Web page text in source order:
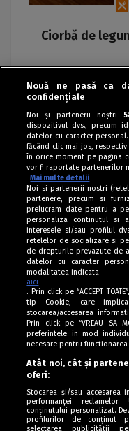
Ciorbă de
Nouă ne pasă ca
confidențiale
Noi și partenerii noștri
dispozitivul dvs., precum
datelor cu caracter
făcând clic mai jos,
în orice moment pe pagina
vor fi raportate partenerilor
Mai multe detalii
Noi si partenerii nostri
partenere, precum si
prelucram date pentru a
personaliza continutul si
interesele si/sau profilul
retelelor de socializare si
de drepturile prevazute de
datelor cu caracter
modalitatea indicata
aici
. Prin click pe “ACCEPT
tip Cookie, care
stocarea/accesarea
Prin click pe “VREAU SA
preferintele in mod
necesare pentru
Atât noi, cât și
oferi:
Stocarea și/sau accesarea
performanței
conținutului personalizat.
profilurilor de conținut
selectarea publicității